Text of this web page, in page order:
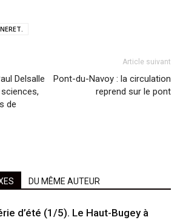
Delsalle
de
Article suivant
Pont-du-Navoy : la circulation
reprend sur le pont
DU MÊME AUTEUR
d’été (1/5). Le Haut-Bugey à